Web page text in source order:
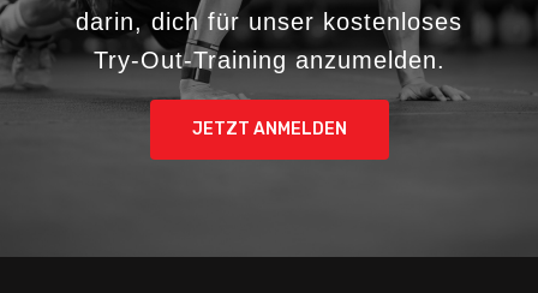
darin, dich für unser kostenloses
Try-Out-Training anzumelden.
JETZT ANMELDEN